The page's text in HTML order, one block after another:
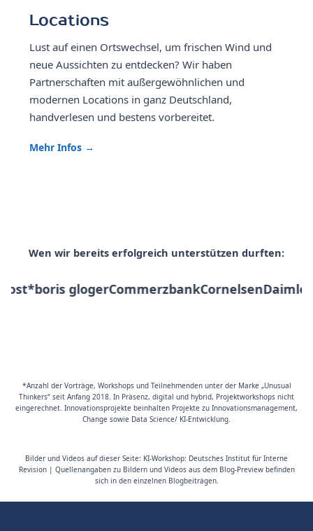
Locations
Lust auf einen Ortswechsel, um frischen Wind und
neue Aussichten zu entdecken? Wir haben
Partnerschaften mit außergewöhnlichen und
modernen Locations in ganz Deutschland,
handverlesen und bestens vorbereitet.
Mehr Infos →
Wen wir bereits erfolgreich unterstützen durften:
boris glogerCommerzbankCornelsenDaimler
*Anzahl der Vorträge, Workshops und Teilnehmenden unter der Marke „Unusual
Thinkers“ seit Anfang 2018. In Präsenz, digital und hybrid, Projektworkshops nicht
eingerechnet. Innovationsprojekte beinhalten Projekte zu Innovationsmanagement,
Change sowie Data Science/ KI-Entwicklung.
Bilder und Videos auf dieser Seite: KI-Workshop: Deutsches Institut für Interne
Revision | Quellenangaben zu Bildern und Videos aus dem Blog-Preview befinden
sich in den einzelnen Blogbeiträgen.